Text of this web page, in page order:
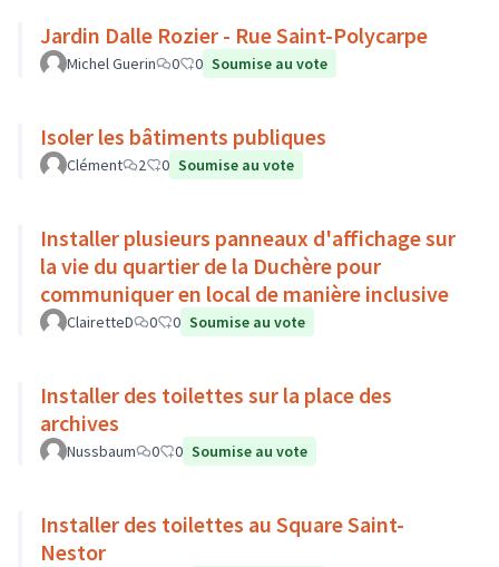
Jardin Dalle Rozier - Rue Saint-Polycarpe
Michel Guerin 0 0 Soumise au vote
Isoler les bâtiments publiques
Clément 2 0 Soumise au vote
Installer plusieurs panneaux d'affichage sur
la vie du quartier de la Duchère pour
communiquer en local de manière inclusive
ClairetteD 0 0 Soumise au vote
Installer des toilettes sur la place des
archives
Nussbaum 0 0 Soumise au vote
Installer des toilettes au Square Saint-
Nestor